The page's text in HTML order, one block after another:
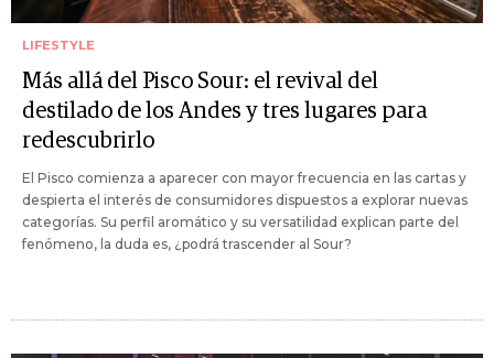
LIFESTYLE
Más allá del Pisco Sour: el revival del
destilado de los Andes y tres lugares para
redescubrirlo
El Pisco comienza a aparecer con mayor frecuencia en las cartas y
despierta el interés de consumidores dispuestos a explorar nuevas
categorías. Su perfil aromático y su versatilidad explican parte del
fenómeno, la duda es, ¿podrá trascender al Sour?